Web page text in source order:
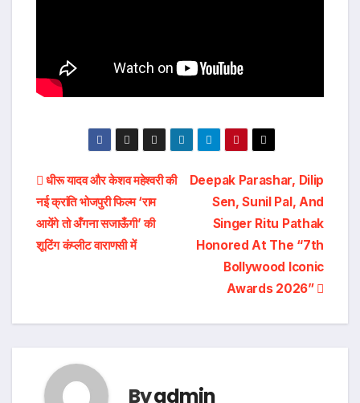
Post
navigation
Deepak Parashar, Dilip
Sen, Sunil Pal, And
Singer Ritu Pathak
Honored At The “7th
Bollywood Iconic
Awards 2026”
धीरू यादव और केशव महेश्वरी की
नई क्रांति भोजपुरी फिल्म ‘राम
आयेंगे तो अँगना सजाऊँगी’ की
शूटिंग कंप्लीट वाराणसी में
Byadmin